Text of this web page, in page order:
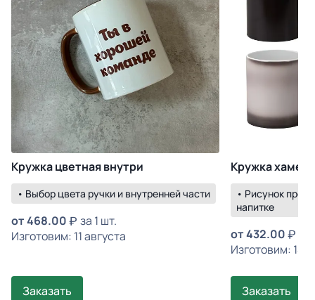
Кружка цветная внутри
• Выбор цвета ручки и внутренней части
от468.00
за 1 шт.
Изготовим: 11 августа
Заказать
Кружка
• Рисунок
напитке
от432.00
Изготовим: 14
Заказать